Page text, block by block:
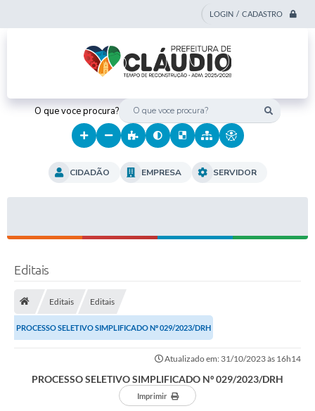
LOGIN / CADASTRO
O que voce procura?
CIDADÃO EMPRESA SERVIDOR
Editais
Editais Editais
PROCESSO SELETIVO SIMPLIFICADO Nº 029/2023/DRH
Atualizado em: 31/10/2023 às 16h14
PROCESSO SELETIVO SIMPLIFICADO Nº 029/2023/DRH
Imprimir